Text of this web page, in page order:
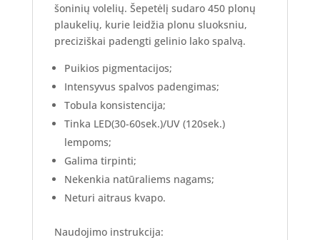
šoninių volelių. Šepetėlį sudaro 450 plonų
plaukelių, kurie leidžia plonu sluoksniu,
preciziškai padengti gelinio lako spalvą.
Puikios pigmentacijos;
Intensyvus spalvos padengimas;
Tobula konsistencija;
Tinka LED(30-60sek.)/UV (120sek.)
lempoms;
Galima tirpinti;
Nekenkia natūraliems nagams;
Neturi aitraus kvapo.
Naudojimo instrukcija: